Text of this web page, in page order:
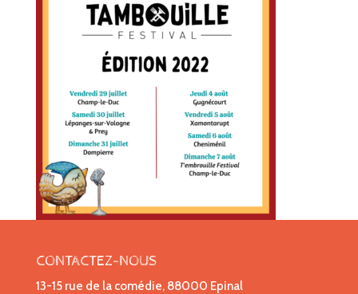
CONTACTEZ-NOUS
13-15 rue de la comédie, 88000 Epinal